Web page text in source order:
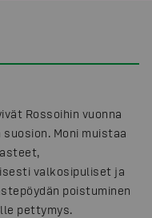
Rossoihin vuonna
Moni muistaa
valkosipuliset ja
poistuminen
pettymys.